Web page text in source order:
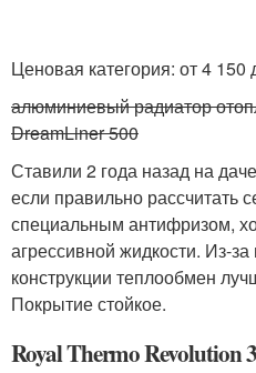
Ценовая категория: от 4 150
алюминиевый радиатор
DreamLiner 500
Ставили 2 года назад на
если правильно рассчитать
специальным антифризом,
агрессивной жидкости. Из-
конструкции теплообмен
Покрытие стойкое.
Royal Thermo Revolution